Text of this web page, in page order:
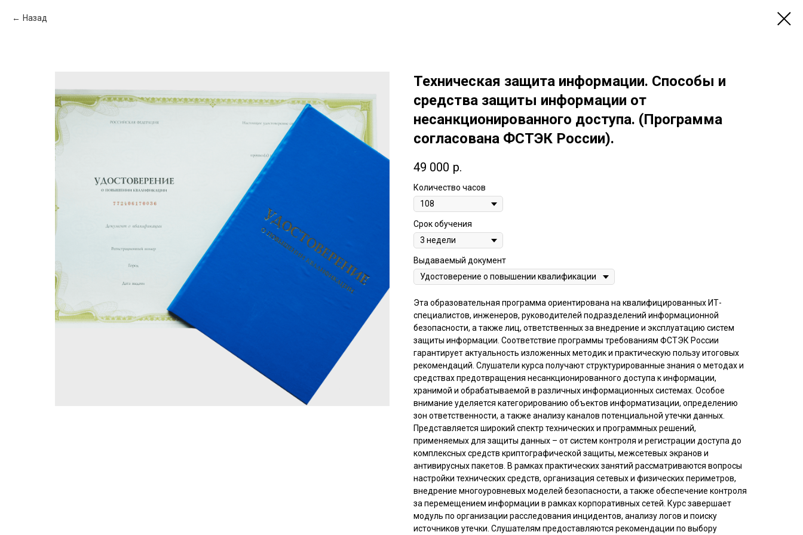
Назад
Техническая защита информации. Способы и
средства защиты информации от
несанкционированного доступа. (Программа
согласована ФСТЭК России).
49 000 р.
Количество часов
Срок обучения
Выдаваемый документ
Эта образовательная программа ориентирована на квалифицированных ИТ-
специалистов, инженеров, руководителей подразделений информационной
безопасности, а также лиц, ответственных за внедрение и эксплуатацию систем
защиты информации. Соответствие программы требованиям ФСТЭК России
гарантирует актуальность изложенных методик и практическую пользу итоговых
рекомендаций. Слушатели курса получают структурированные знания о методах и
средствах предотвращения несанкционированного доступа к информации,
хранимой и обрабатываемой в различных информационных системах. Особое
внимание уделяется категорированию объектов информатизации, определению
зон ответственности, а также анализу каналов потенциальной утечки данных.
Представляется широкий спектр технических и программных решений,
применяемых для защиты данных – от систем контроля и регистрации доступа до
комплексных средств криптографической защиты, межсетевых экранов и
антивирусных пакетов. В рамках практических занятий рассматриваются вопросы
настройки технических средств, организация сетевых и физических периметров,
внедрение многоуровневых моделей безопасности, а также обеспечение контроля
за перемещением информации в рамках корпоративных сетей. Курс завершает
модуль по организации расследования инцидентов, анализу логов и поиску
источников утечки. Слушателям предоставляются рекомендации по выбору